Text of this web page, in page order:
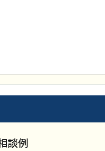
談例